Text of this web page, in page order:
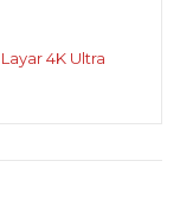
4K Ultra